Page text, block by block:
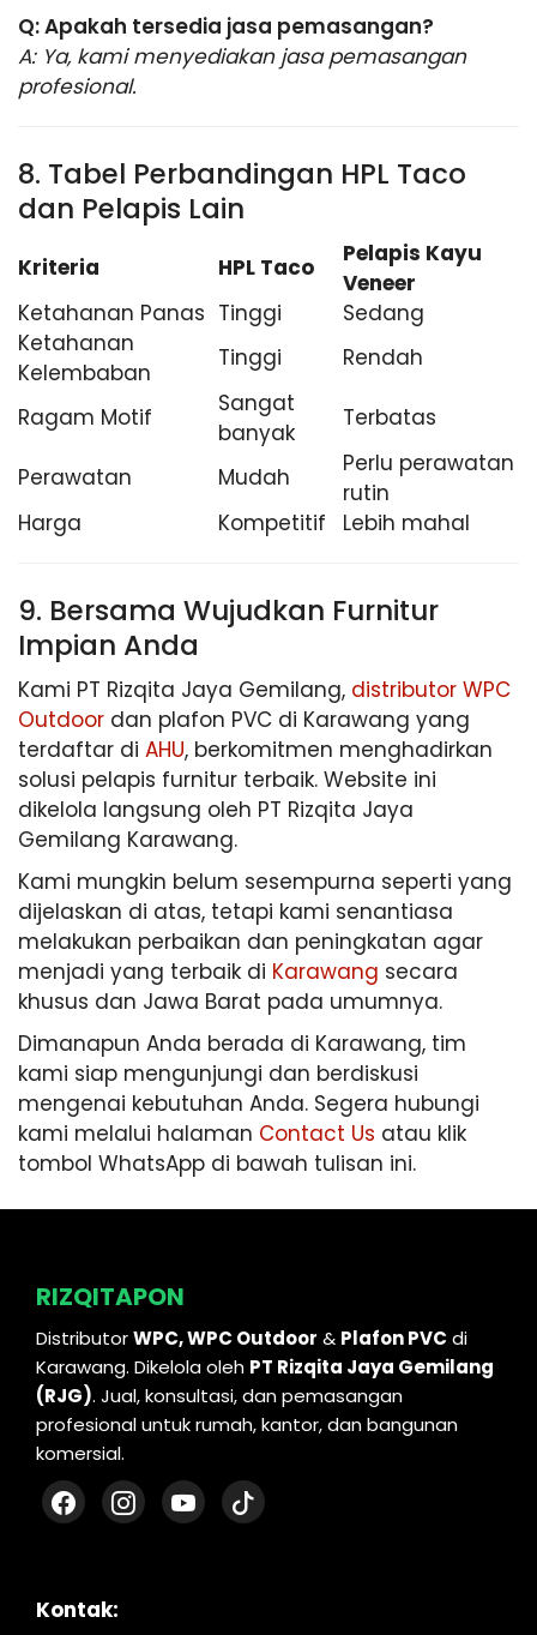
Q: Apakah tersedia jasa pemasangan?
A: Ya, kami menyediakan jasa pemasangan
profesional.
8. Tabel Perbandingan HPL Taco
dan Pelapis Lain
Kriteria HPL Taco
Pelapis Kayu
Veneer
Ketahanan Panas Tinggi
Sedang
Ketahanan
Kelembaban
Tinggi Rendah
Ragam Motif
Sangat
banyak
Terbatas
Perawatan Mudah
Perlu perawatan
rutin
Harga
Kompetitif Lebih mahal
9. Bersama Wujudkan Furnitur
Impian Anda
Kami PT Rizqita Jaya Gemilang, distributor WPC
Outdoor dan plafon PVC di Karawang yang
terdaftar di AHU, berkomitmen menghadirkan
solusi pelapis furnitur terbaik. Website ini
dikelola langsung oleh PT Rizqita Jaya
Gemilang Karawang.
Kami mungkin belum sesempurna seperti yang
dijelaskan di atas, tetapi kami senantiasa
melakukan perbaikan dan peningkatan agar
menjadi yang terbaik di Karawang secara
khusus dan Jawa Barat pada umumnya.
Dimanapun Anda berada di Karawang, tim
kami siap mengunjungi dan berdiskusi
mengenai kebutuhan Anda. Segera hubungi
kami melalui halaman Contact Us atau klik
tombol WhatsApp di bawah tulisan ini.
RIZQITAPON
DistributorWPC, WPC Outdoor & Plafon PVC di
Karawang. Dikelola oleh PT Rizqita Jaya Gemilang
(RJG). Jual, konsultasi, dan pemasangan
profesional untuk rumah, kantor, dan bangunan
komersial.
Kontak: